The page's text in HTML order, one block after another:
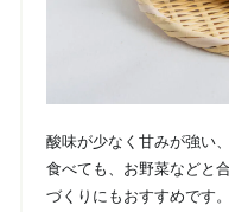
酸味が少なく甘みが強い
食べても、お野菜などと
づくりにもおすすめです。